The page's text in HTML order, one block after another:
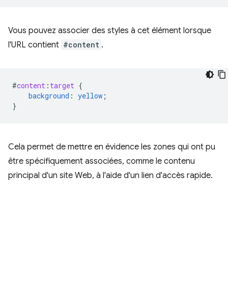
Vous pouvez associer des styles à cet élément lorsque
l'URL contient #content .
#content : target {
background : yellow ;
}
Cela permet de mettre en évidence les zones qui ont pu
être spécifiquement associées, comme le contenu
principal d'un site Web, à l'aide d'un lien d'accès rapide.